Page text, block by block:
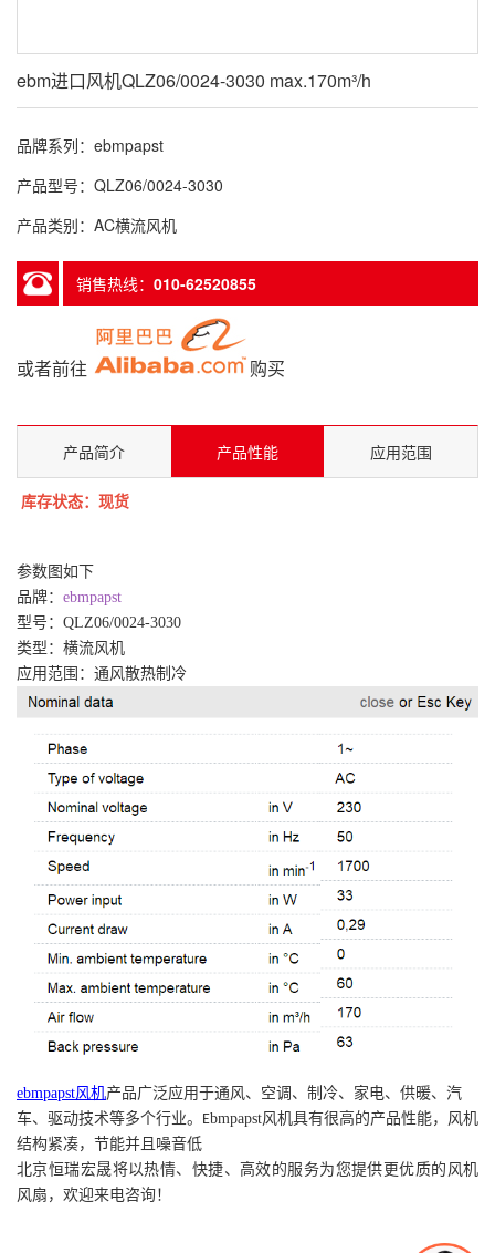
ebm进口风机QLZ06/0024-3030 max.170m³/h
品牌系列：ebmpapst
产品型号：QLZ06/0024-3030
产品类别：AC横流风机
销售热线： 010-62520855
或者前往 购买
产品简介 产品性能 应用范围
库存状态：现货
参数图如下
品牌： ebmpapst
型号：QLZ06/0024-3030
类型：横流风机
应用范围：通风散热制冷
ebmpapst风机产品广泛应用于通风、空调、制冷、家电、供暖、汽
车、驱动技术等多个行业。
Ebmpapst风机具有很高的产品性能，风机
结构紧凑，节能并且噪音低
北京恒瑞宏晟将以热情、快捷、高效的服务为您提供更优质的风机
风扇，欢迎来电咨询！